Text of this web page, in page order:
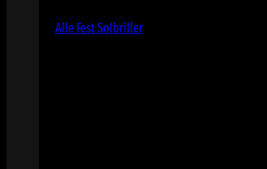
Alle Fest Solbriller